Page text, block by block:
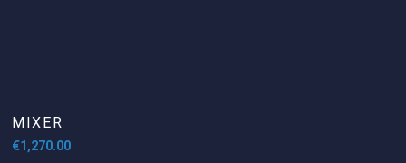
MIXER
€1,270.00